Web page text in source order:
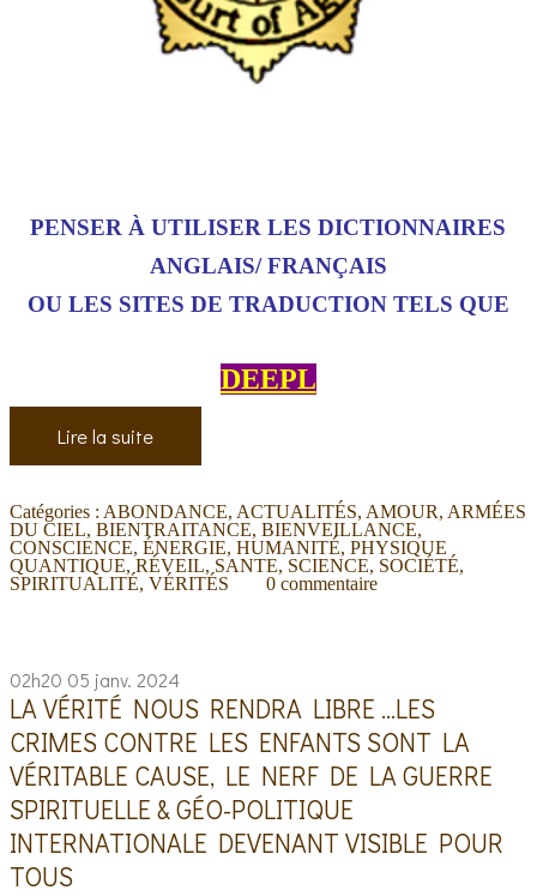
PENSER À UTILISER LES DICTIONNAIRES
ANGLAIS/ FRANÇAIS
OU LES SITES DE TRADUCTION TELS QUE
DEEPL
Lire la suite
Catégories : ABONDANCE, ACTUALITÉS, AMOUR, ARMÉES
DU CIEL,BIENTRAITANCE,BIENVEILLANCE,
CONSCIENCE,ÉNERGIE,HUMANITÉ,PHYSIQUE
QUANTIQUE,RÉVEIL, SANTE, SCIENCE, SOCIÉTÉ,
SPIRITUALITÉ,VÉRITÉS 0 commentaire
02h20 05 janv. 2024
LA VÉRITÉ NOUS RENDRA LIBRE ...LES
CRIMES CONTRE LES ENFANTS SONT LA
VÉRITABLE CAUSE, LE NERF DE LA GUERRE
SPIRITUELLE & GÉO-POLITIQUE
INTERNATIONALE DEVENANT VISIBLE POUR
TOUS